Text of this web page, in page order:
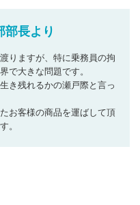
長より
りますが、特に乗務員の拘
で大きな問題です。
き残れるかの瀬戸際と言っ
お客様の商品を運ばして頂
。